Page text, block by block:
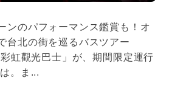
ンのパフォーマンス鑑賞も！オ
台北の街を巡るバスツアー
虹觀光巴士」が、期間限定運行
。ま...